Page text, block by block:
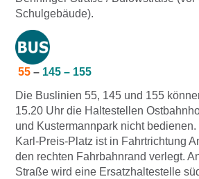
Schulgebäude).
55 – 145 – 155
Die Buslinien 55, 145 und 155
15.20 Uhr die Haltestellen
und Kustermannpark nicht
Karl-Preis-Platz ist in Fahrtrichtung
den rechten Fahrbahnrand verlegt.
Straße wird eine Ersatzhaltestelle